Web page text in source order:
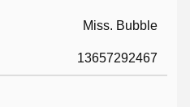
Miss. Bubble
13657292467